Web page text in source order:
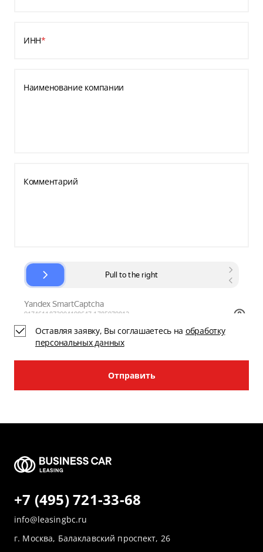
ИНН*
Наименование компании
Комментарий
Отправить
Оставляя заявку, Вы соглашаетесь на обработку
персональных данных
+7 (495) 721-33-68
info@leasingbc.ru
г. Москва, Балаклавский проспект, 26